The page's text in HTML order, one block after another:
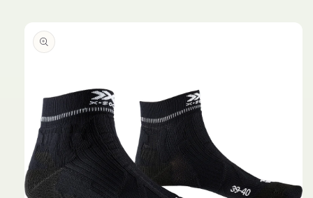
información
del producto